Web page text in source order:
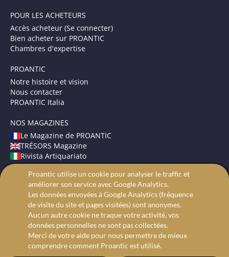
POUR LES ACHETEURS
Accès acheteur (Se connecter)
Bien acheter sur PROANTIC
Chambres d'expertise
PROANTIC
Notre histoire et vision
Nous contacter
PROANTIC Italia
NOS MAGAZINES
Le Magazine de PROANTIC
TRÉSORS Magazine
Rivista Artiquariato
CONDITIONS GÉNÉRALES
Mentions légales
Protection des données
Recherche avancée
Proantic utilise un cookie pour analyser le traffic et
améliorer son service avec Google Analytics.
Les données envoyées à Google Analytics (fréquence
de visite du site et pages visitées) sont anonymes.
Aucun autre cookie ne traque votre activité, vos
données personnelles ne sont pas collectées.
Merci de votre aide pour nous permettre de mieux
comprendre comment Proantic est utilisé.